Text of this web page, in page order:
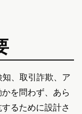
、取引詐欺、ア
を問わず、あら
るために設計さ